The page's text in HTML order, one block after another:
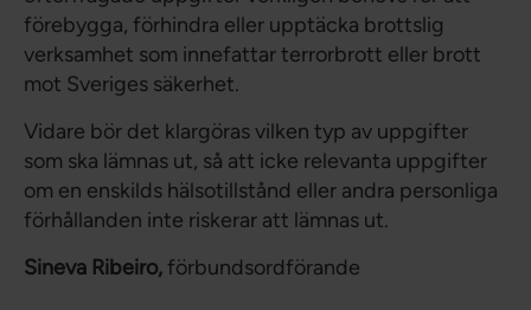
förebygga, förhindra eller upptäcka brottslig
verksamhet som innefattar terrorbrott eller brott
mot Sveriges säkerhet.
Vidare bör det klargöras vilken typ av uppgifter
som ska lämnas ut, så att icke relevanta uppgifter
om en enskilds hälsotillstånd eller andra personliga
förhållanden inte riskerar att lämnas ut.
Sineva Ribeiro,förbundsordförande